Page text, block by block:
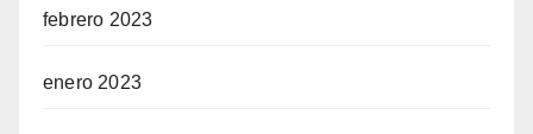
febrero 2023
enero 2023